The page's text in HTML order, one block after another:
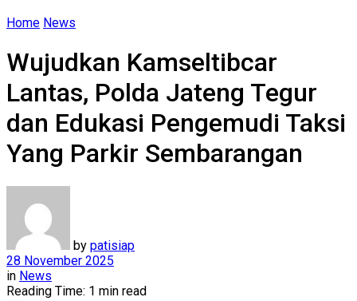
Home News
Wujudkan Kamseltibcar
Lantas, Polda Jateng Tegur
dan Edukasi Pengemudi Taksi
Yang Parkir Sembarangan
by patisiap
28 November 2025
in News
Reading Time: 1 min read